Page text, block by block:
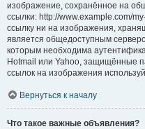
изображение, сохранённое на
ссылки: http://www.example.com/
ссылку ни на изображения,
является общедоступным
которым необходима
Hotmail или Yahoo, защищённые
ссылок на изображения
Вернуться к началу
Что такое важные объявления?